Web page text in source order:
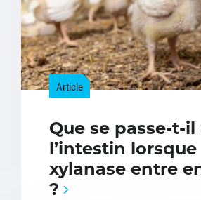
Article
Que se passe-t-il
l’intestin lorsque
xylanase entre
?